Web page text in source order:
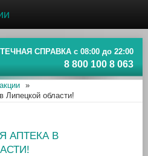
СПРАВКА с 08:00 до 22:00
8 800 100 8 063
»
Липецкой области!
АПТЕКА В